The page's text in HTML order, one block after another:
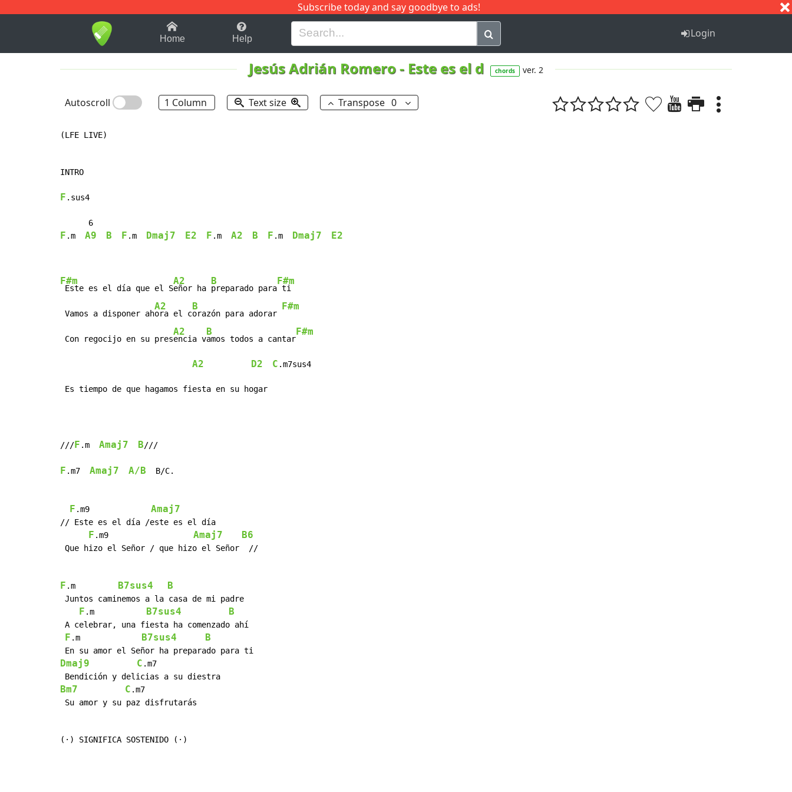
Subscribe today and say goodbye to ads!
1-9 B H I J Q
Home Help Login
Jesús Adrián Romero- Este es el d chords ver. 2
Autoscroll 1 Column Text size Transpose 0
(LFE LIVE)
INTRO
F .sus4
F .m A9 B F .m Dmaj7 E2 F .m A2 B F .m Dmaj7 E2
F#m
Este es el día que el S
A2
eñor ha
B
preparado para
F#m
ti
Vamos a disponer ah
A2
ora el c
B
orazón para adorar
F#m
Con regocijo en su pres
A2
encia v
B
amos todos a cantar
F#m
A2 D2 C .m7sus4
Es tiempo de que hagamos fiesta en su hogar
///F .m Amaj7 B///
F .m7 Amaj7 A/B
  B/C.
F .m9 Amaj7
// Este es el día /este es el día
F .m9 Amaj7 B6
Que hizo el Señor / que hizo el Señor  //
F .m B7sus4 B
Juntos caminemos a la casa de mi padre
F .m B7sus4 B
A celebrar, una fiesta ha comenzado ahí
F .m B7sus4 B
Dmaj9 C .m7
Bm7 C .m7
Su amor y su paz disfrutarás
(·) SIGNIFICA SOSTENIDO (·)